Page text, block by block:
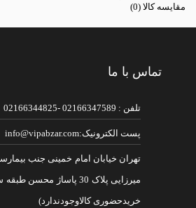
مقایسه کالا (0)
تماس با ما
تلفن : 02166347589 -02166344825
پست الکترونیک:info@vipabzar.com
تهران خیابان امام خمینی جنب
خریدحضوری کالاوجودندارد)